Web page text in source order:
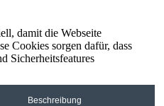
damit die Webseite
Cookies sorgen dafür, dass
Sicherheitsfeatures
Beschreibung